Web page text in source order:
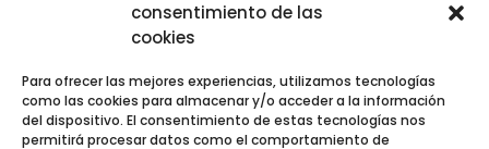
consentimiento de las
cookies
Para ofrecer las mejores experiencias, utilizamos tecnologías
como las cookies para almacenar y/o acceder a la información
del dispositivo. El consentimiento de estas tecnologías nos
permitirá procesar datos como el comportamiento de